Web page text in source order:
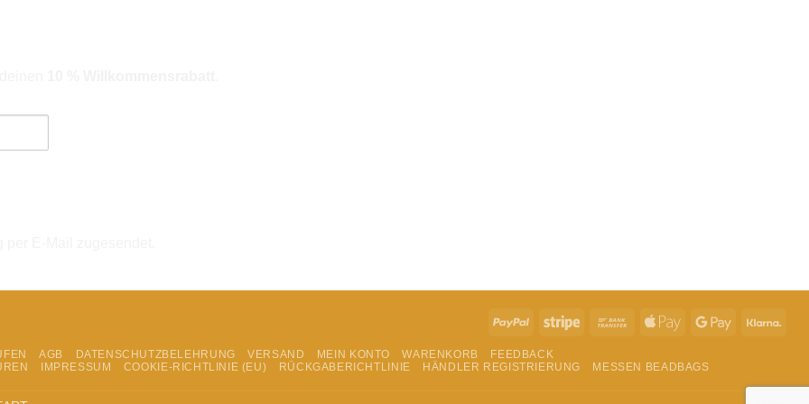
PayPal Stripe
Bank
Apple
Google
AGB DATENSCHUTZBELEHRUNG VERSAND MEIN KONTO WARENKORB
FEEDBACK
IMPRESSUM COOKIE-RICHTLINIE (EU) RÜCKGABERICHTLINIE HÄNDLER REGISTRIERUNG
MESSEN BEADBAGS